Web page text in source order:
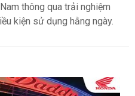
thông qua trải nghiệm
kiện sử dụng hằng ngày.